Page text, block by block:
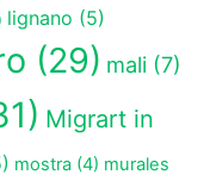
lignano (5)
(29) mali (7)
Migrart in
mostra (4) murales